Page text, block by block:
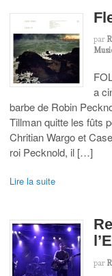
par
a
barbe de Robin
Tillman quitte les fûts
Chritian Wargo et
roi Pecknold, il […]
Lire la suite
par